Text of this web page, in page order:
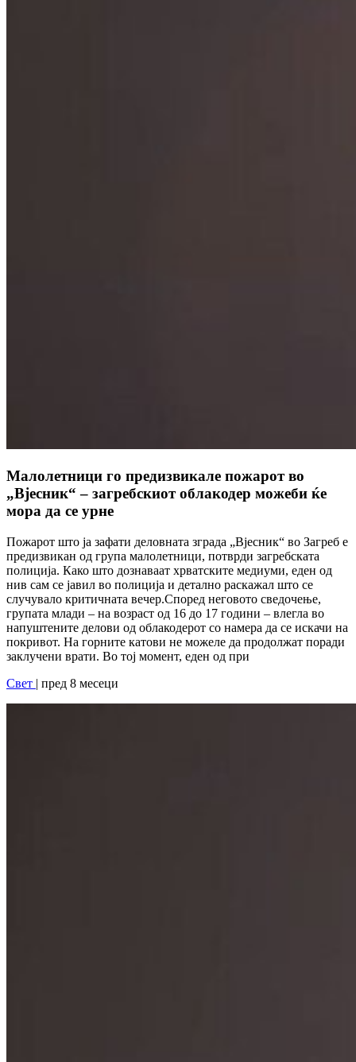
Малолетници го предизвикале пожарот во
„Вјесник“ – загребскиот облакодер можеби ќе
мора да се урне
Пожарот што ја зафати деловната зграда „Вјесник“ во Загреб е
предизвикан од група малолетници, потврди загребската
полиција. Како што дознаваат хрватските медиуми, еден од
нив сам се јавил во полиција и детално раскажал што се
случувало критичната вечер.Според неговото сведочење,
групата млади – на возраст од 16 до 17 години – влегла во
напуштените делови од облакодерот со намера да се искачи на
покривот. На горните катови не можеле да продолжат поради
заклучени врати. Во тој момент, еден од при
Свет | пред 8 месеци